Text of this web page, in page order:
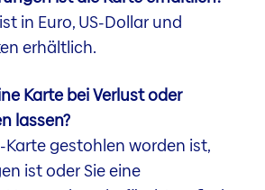
in Euro, US-Dollar und
erhältlich.
Karte bei Verlust oder
lassen?
Karte gestohlen worden ist,
ist oder Sie eine